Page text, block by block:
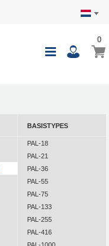
Toggle
00
BASISTYPES
PAL-18
PAL-21
PAL-36
PAL-55
PAL-75
PAL-133
PAL-255
PAL-416